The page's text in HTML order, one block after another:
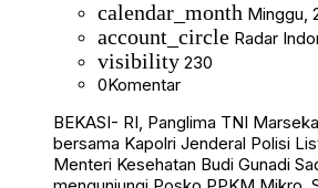
calendar_month Minggu,
account_circle Radar
visibility 230
0Komentar
BEKASI- RI, Panglima TNI
bersama Kapolri Jenderal Polisi
Menteri Kesehatan Budi Gunadi